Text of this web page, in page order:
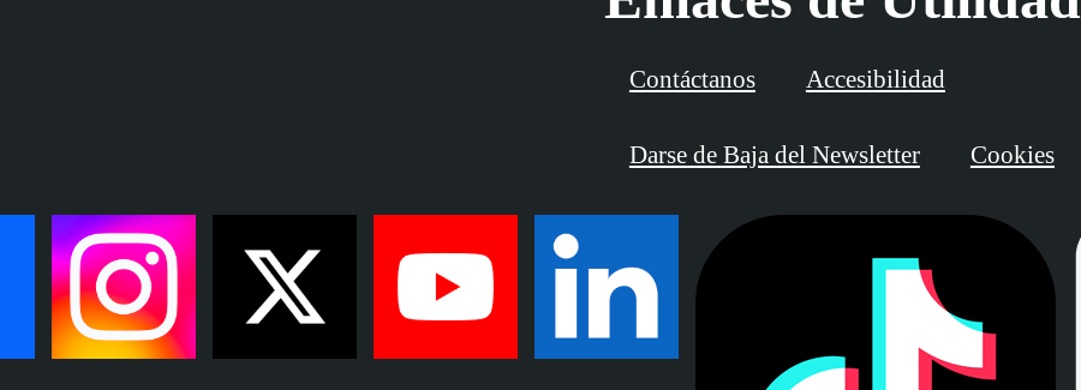
Contáctanos Accesibilidad
Darse de Baja del Newsletter Cookies